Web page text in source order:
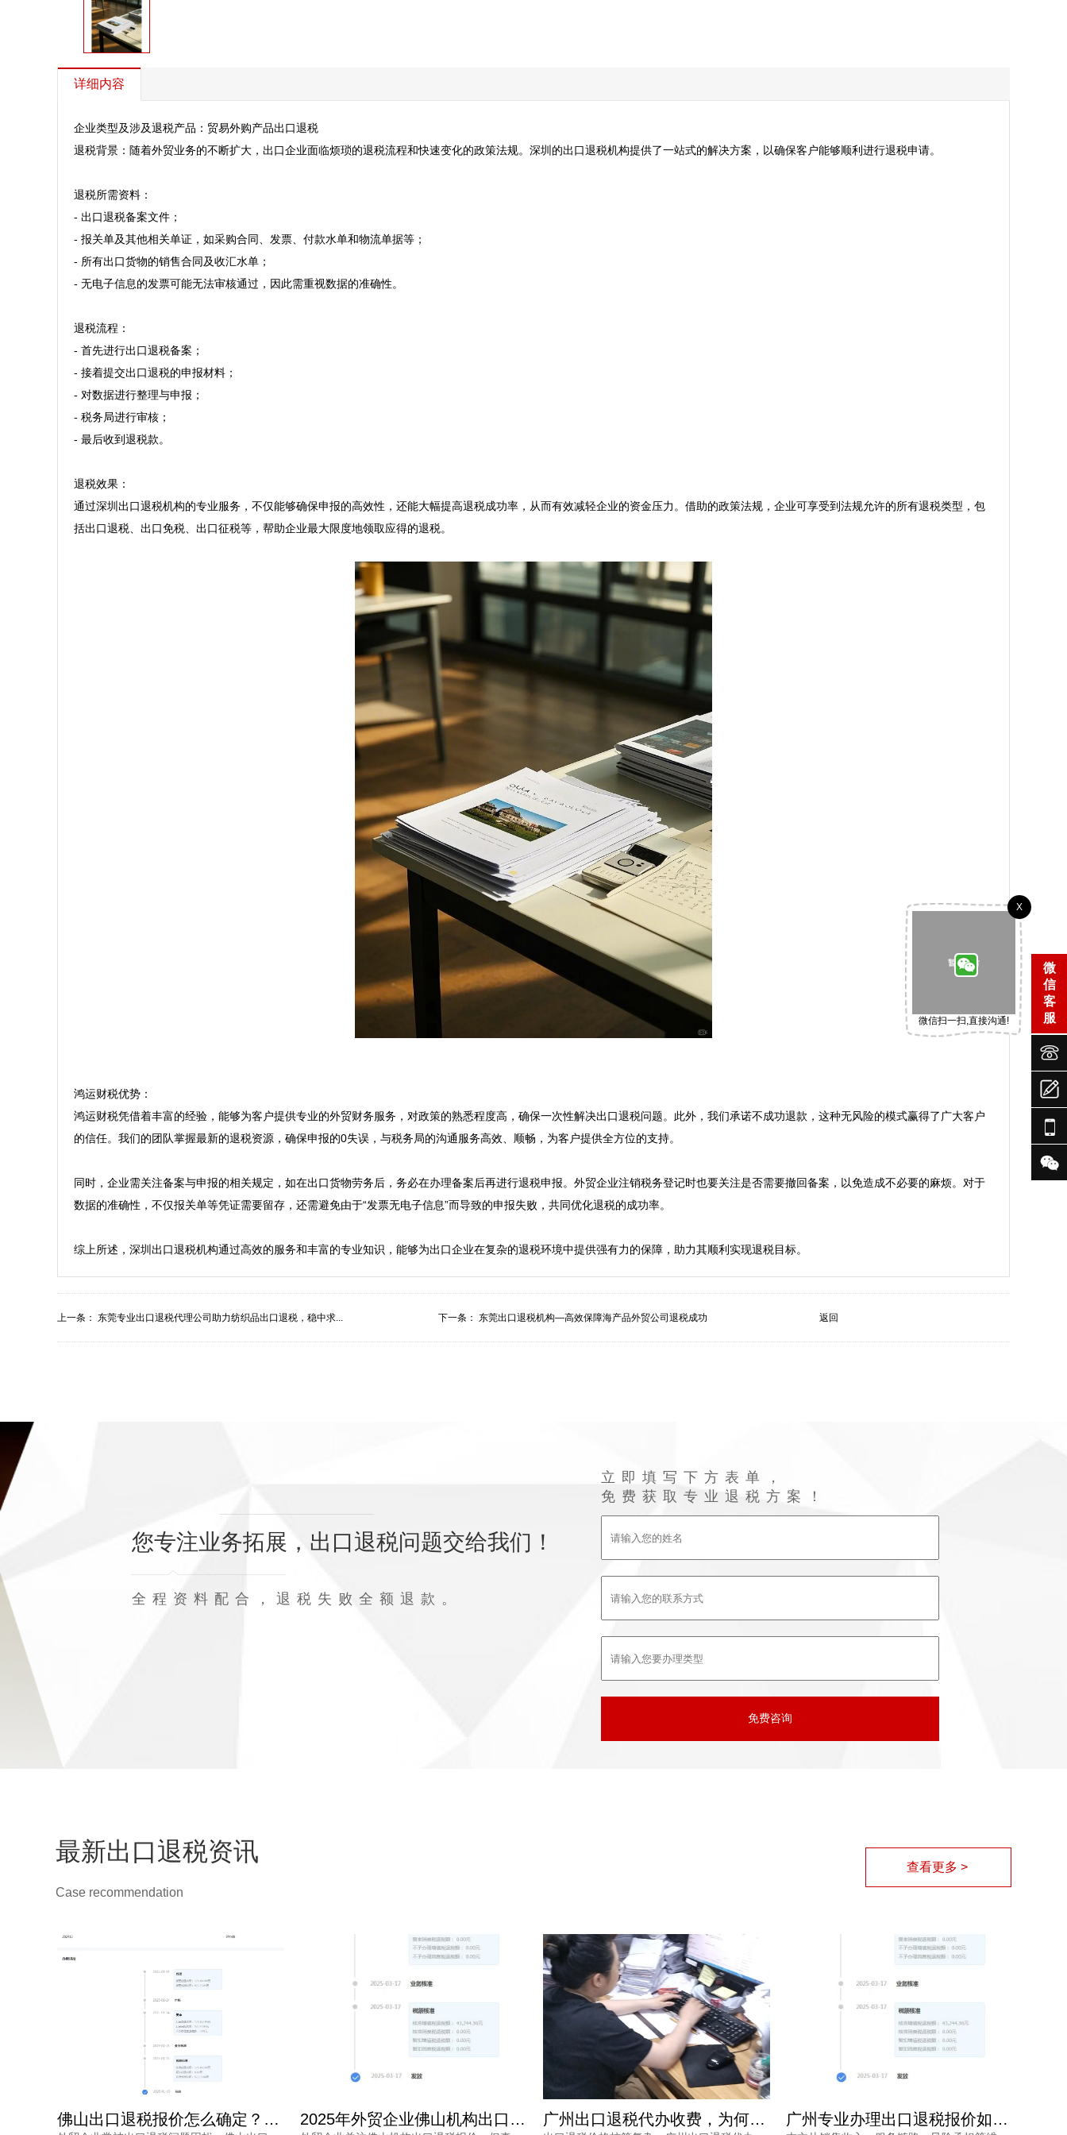
详细内容
企业类型及涉及退税产品：贸易外购产品出口退税
退税背景：随着外贸业务的不断扩大，出口企业面临烦琐的退税流程和快速变化的政策法规。深圳的出口退税机构提供了一站式的解决方案，以确保客户能够顺利进行退税申请。
退税所需资料：
- 出口退税备案文件；
- 报关单及其他相关单证，如采购合同、发票、付款水单和物流单据等；
- 所有出口货物的销售合同及收汇水单；
- 无电子信息的发票可能无法审核通过，因此需重视数据的准确性。
退税流程：
- 首先进行出口退税备案；
- 接着提交出口退税的申报材料；
- 对数据进行整理与申报；
- 税务局进行审核；
- 最后收到退税款。
退税效果：
通过深圳出口退税机构的专业服务，不仅能够确保申报的高效性，还能大幅提高退税成功率，从而有效减轻企业的资金压力。借助的政策法规，企业可享受到法规允许的所有退税类型，包
括出口退税、出口免税、出口征税等，帮助企业最大限度地领取应得的退税。
鸿运财税优势：
鸿运财税凭借着丰富的经验，能够为客户提供专业的外贸财务服务，对政策的熟悉程度高，确保一次性解决出口退税问题。此外，我们承诺不成功退款，这种无风险的模式赢得了广大客户
的信任。我们的团队掌握最新的退税资源，确保申报的0失误，与税务局的沟通服务高效、顺畅，为客户提供全方位的支持。
同时，企业需关注备案与申报的相关规定，如在出口货物劳务后，务必在办理备案后再进行退税申报。外贸企业注销税务登记时也要关注是否需要撤回备案，以免造成不必要的麻烦。对于
数据的准确性，不仅报关单等凭证需要留存，还需避免由于“发票无电子信息”而导致的申报失败，共同优化退税的成功率。
综上所述，深圳出口退税机构通过高效的服务和丰富的专业知识，能够为出口企业在复杂的退税环境中提供强有力的保障，助力其顺利实现退税目标。
上一条： 东莞专业出口退税代理公司助力纺织品出口退税，稳中求... 下一条： 东莞出口退税机构—高效保障海产品外贸公司退税成功 返回
您专注业务拓展，出口退税问题交给我们！
全程资料配合，退税失败全额退款。
立即填写下方表单，
免费获取专业退税方案！
最新出口退税资讯
Case recommendation
查看更多 >
2025年外贸企业佛山机构出口退税报价多少？选错白花钱 广州出口退税代办收费，为何从几千到上万不等？一文读懂 广州专业办理出口退税报价如何确定？看完不再被低价套路 广州出口退税费用如何确认？专业财税公司根据什么定价？
微
信
客
服
X
微信扫一扫,直接沟通!




